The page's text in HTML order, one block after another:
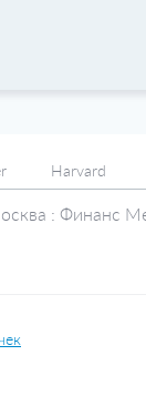
Harvard
: Финанс